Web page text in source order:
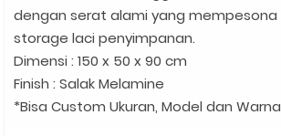
dengan serat alami yang mempesona
storage laci penyimpanan.
Dimensi : 150 x 50 x 90 cm
Finish : Salak Melamine
*Bisa Custom Ukuran, Model dan